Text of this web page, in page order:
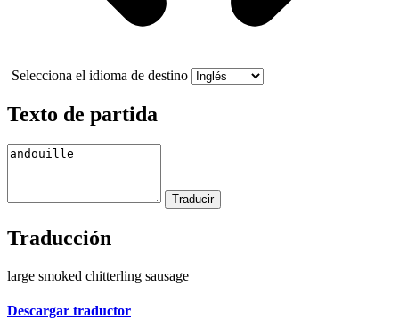
Selecciona el idioma de destino
Texto de partida
Traducción
large smoked chitterling sausage
Descargar traductor